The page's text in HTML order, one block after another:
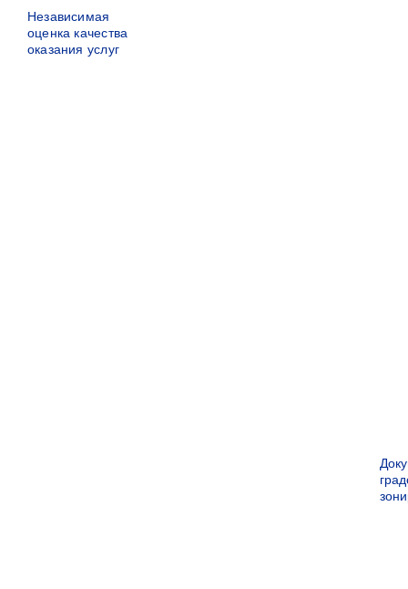
Независимая
оценка качества
оказания услуг